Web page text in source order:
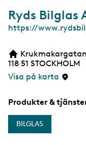
Ryds Bilglas
W
https://
118 51 STOCKHOLM
Visa på karta
Produkter &
BILGLAS